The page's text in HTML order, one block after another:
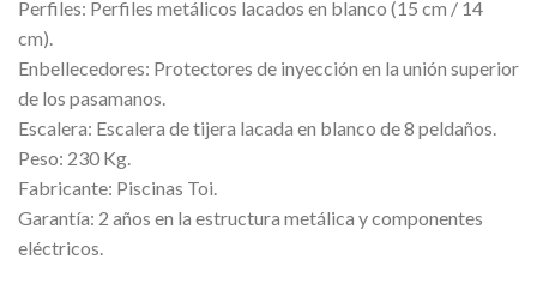
Perfiles: Perfiles metálicos lacados en blanco (15 cm / 14
cm).
Enbellecedores: Protectores de inyección en la unión superior
de los pasamanos.
Escalera: Escalera de tijera lacada en blanco de 8 peldaños.
Peso: 230 Kg.
Fabricante: Piscinas Toi.
Garantía: 2 años en la estructura metálica y componentes
eléctricos.